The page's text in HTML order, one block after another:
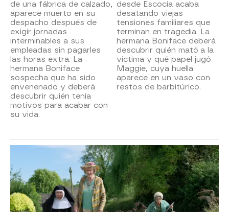
de una fábrica de calzado,
aparece muerto en su
despacho después de
exigir jornadas
interminables a sus
empleadas sin pagarles
las horas extra. La
hermana Boniface
sospecha que ha sido
envenenado y deberá
descubrir quién tenía
motivos para acabar con
su vida.
desde Escocia acaba
desatando viejas
tensiones familiares que
terminan en tragedia. La
hermana Boniface deberá
descubrir quién mató a la
víctima y qué papel jugó
Maggie, cuya huella
aparece en un vaso con
restos de barbitúrico.